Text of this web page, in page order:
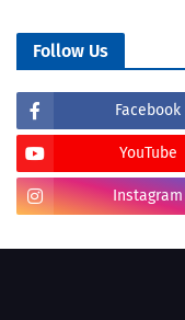
Follow Us
Facebook
YouTube
Instagram